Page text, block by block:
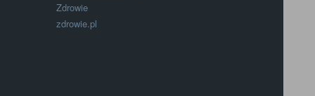
Zdrowie
zdrowie.pl